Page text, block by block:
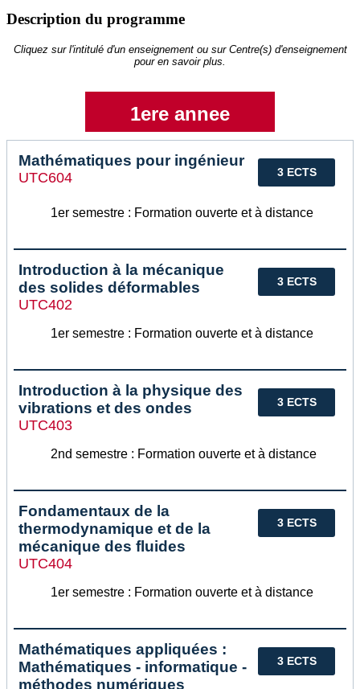
Description du programme
Cliquez sur l'intitulé d'un enseignement ou sur Centre(s) d'enseignement
pour en savoir plus.
1ere annee
3 ECTS
Mathématiques pour ingénieur
UTC604
1er semestre : Formation ouverte et à distance
3 ECTS
Introduction à la mécanique
des solides déformables
UTC402
1er semestre : Formation ouverte et à distance
3 ECTS
Introduction à la physique des
vibrations et des ondes
UTC403
2nd semestre : Formation ouverte et à distance
3 ECTS
Fondamentaux de la
thermodynamique et de la
mécanique des fluides
UTC404
1er semestre : Formation ouverte et à distance
3 ECTS
Mathématiques appliquées :
Mathématiques - informatique -
méthodes numériques